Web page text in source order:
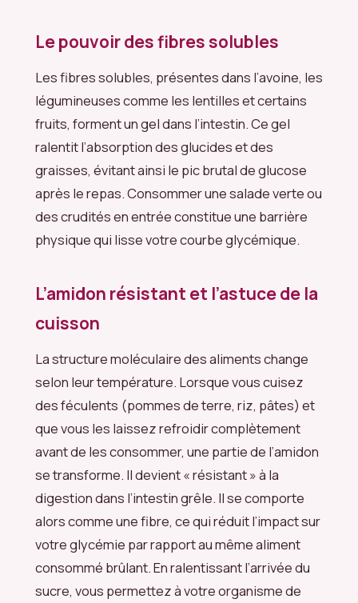
Le pouvoir des fibres solubles
Les fibres solubles, présentes dans l’avoine, les
légumineuses comme les lentilles et certains
fruits, forment un gel dans l’intestin. Ce gel
ralentit l’absorption des glucides et des
graisses, évitant ainsi le pic brutal de glucose
après le repas. Consommer une salade verte ou
des crudités en entrée constitue une barrière
physique qui lisse votre courbe glycémique.
L’amidon résistant et l’astuce de la
cuisson
La structure moléculaire des aliments change
selon leur température. Lorsque vous cuisez
des féculents (pommes de terre, riz, pâtes) et
que vous les laissez refroidir complètement
avant de les consommer, une partie de l’amidon
se transforme. Il devient « résistant » à la
digestion dans l’intestin grêle. Il se comporte
alors comme une fibre, ce qui réduit l’impact sur
votre glycémie par rapport au même aliment
consommé brûlant. En ralentissant l’arrivée du
sucre, vous permettez à votre organisme de